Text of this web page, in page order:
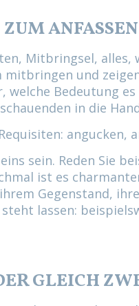
ANFASSEN
Mitbringsel,
und
welche Bedeutung
in die
angucken,
sein. Reden Sie
ist es
Gegenstand,
lassen:
GLEICH